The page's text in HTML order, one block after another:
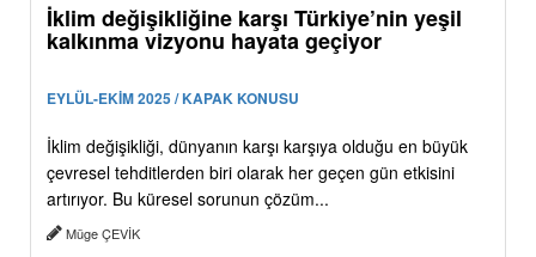
İklim değişikliğine karşı Türkiye’nin yeşil
kalkınma vizyonu hayata geçiyor
EYLÜL-EKİM 2025 / KAPAK KONUSU
İklim değişikliği, dünyanın karşı karşıya olduğu en büyük
çevresel tehditlerden biri olarak her geçen gün etkisini
artırıyor. Bu küresel sorunun çözüm...
Müge ÇEVİK